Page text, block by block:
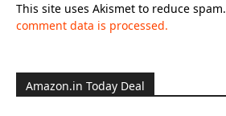
This site uses Akismet to reduce spam.
comment data is processed.
Amazon.in Today Deal